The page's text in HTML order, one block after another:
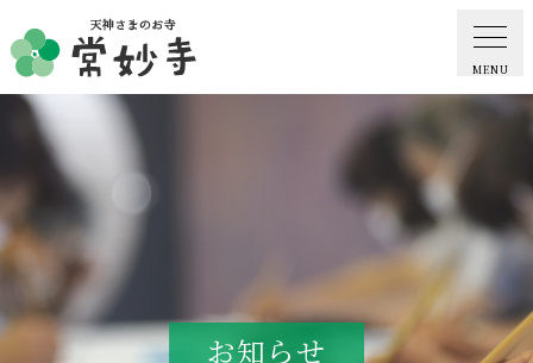
MENU
ホーム
常妙寺紹介
納骨堂・お墓
お知らせ